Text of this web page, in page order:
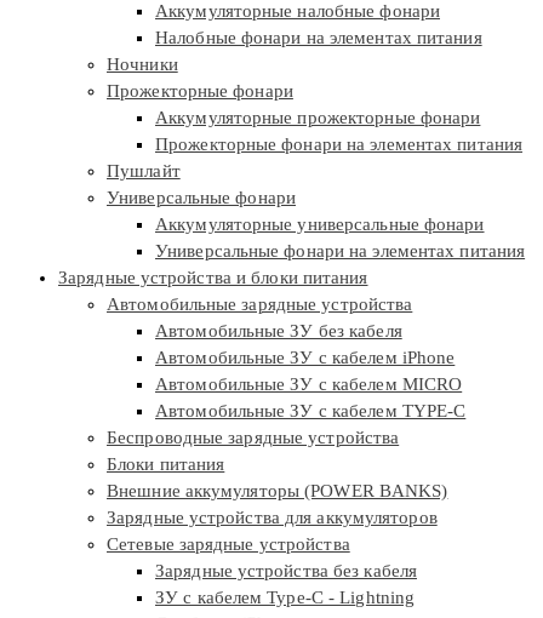
Аккумуляторные налобные фонари
Налобные фонари на элементах питания
Ночники
Прожекторные фонари
Аккумуляторные прожекторные фонари
Прожекторные фонари на элементах питания
Пушлайт
Универсальные фонари
Аккумуляторные универсальные фонари
Универсальные фонари на элементах питания
Зарядные устройства и блоки питания
Автомобильные зарядные устройства
Автомобильные ЗУ без кабеля
Автомобильные ЗУ с кабелем iPhone
Автомобильные ЗУ с кабелем MICRO
Автомобильные ЗУ с кабелем TYPE-C
Беспроводные зарядные устройства
Блоки питания
Внешние аккумуляторы (POWER BANKS)
Зарядные устройства для аккумуляторов
Сетевые зарядные устройства
Зарядные устройства без кабеля
ЗУ с кабелем Type-C - Lightning